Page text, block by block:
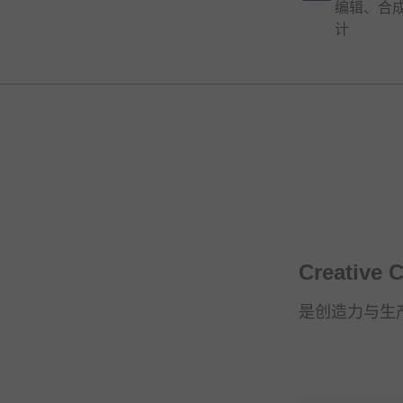
编辑、合
计
Creative
是创造力与生